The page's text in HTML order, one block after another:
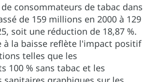
consommateurs de tabac dans
de 159 millions en 2000 à 129
soit une réduction de 18,87 %.
à la baisse reflète l'impact positif
telles que les
100 % sans tabac et les